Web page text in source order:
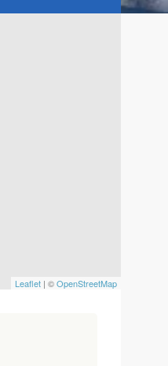
Leaflet | ©OpenStreetMap